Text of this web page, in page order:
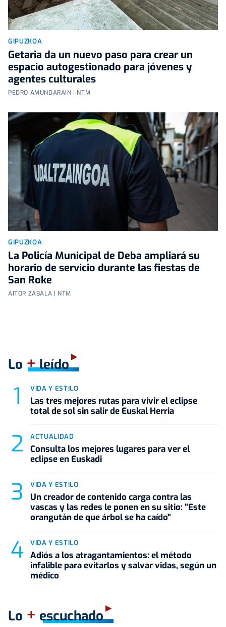
GIPUZKOA
Getaria da un nuevo paso para crear un
espacio autogestionado para jóvenes y
agentes culturales
PEDRO AMUNDARAIN | NTM
GIPUZKOA
La Policía Municipal de Deba ampliará su
horario de servicio durante las fiestas de
San Roke
AITOR ZABALA | NTM
Lo +leído
VIDA Y ESTILO
Las tres mejores rutas para vivir el eclipse
total de sol sin salir de Euskal Herria
ACTUALIDAD
Consulta los mejores lugares para ver el
eclipse en Euskadi
VIDA Y ESTILO
Un creador de contenido carga contra las
vascas y las redes le ponen en su sitio: "Este
orangután de que árbol se ha caído"
VIDA Y ESTILO
Adiós a los atragantamientos: el método
infalible para evitarlos y salvar vidas, según un
médico
Lo + escuchado